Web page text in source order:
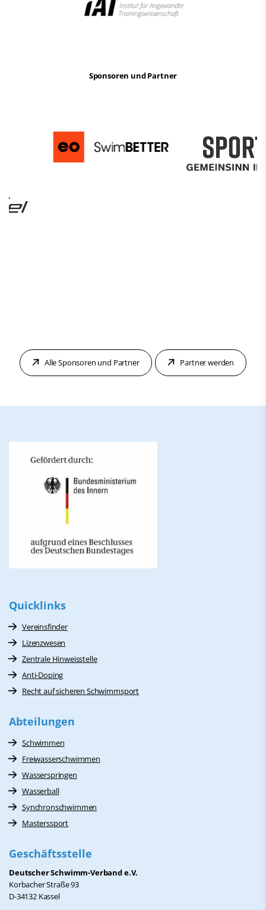
Sponsoren und Partner
Alle Sponsoren und Partner Partner werden
Quicklinks
Vereinsfinder
Lizenzwesen
Zentrale Hinweisstelle
Anti-Doping
Recht auf sicheren Schwimmsport
Abteilungen
Schwimmen
Freiwasserschwimmen
Wasserspringen
Wasserball
Synchronschwimmen
Masterssport
Geschäftsstelle
Deutscher Schwimm-Verband e.V.
Korbacher Straße 93
D-34132 Kassel